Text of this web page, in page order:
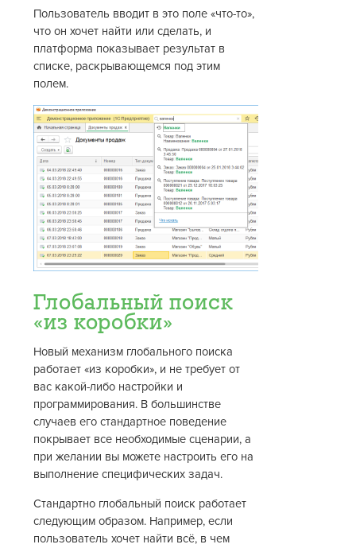
Пользователь вводит в это поле «что-то»,
что он хочет найти или сделать, и
платформа показывает результат в
списке, раскрывающемся под этим
полем.
Глобальный поиск
«из коробки»
Новый механизм глобального поиска
работает «из коробки», и не требует от
вас какой-либо настройки и
программирования. В большинстве
случаев его стандартное поведение
покрывает все необходимые сценарии, а
при желании вы можете настроить его на
выполнение специфических задач.
Стандартно глобальный поиск работает
следующим образом. Например, если
пользователь хочет найти всё, в чем